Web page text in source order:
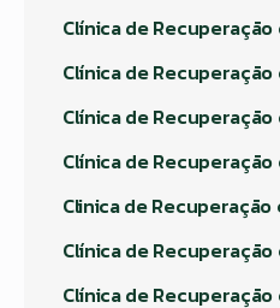
Clínica de Recuperação
Clínica de
Clínica de
Clínica de
Clinica de Recuperação
Clínica de
Clínica de